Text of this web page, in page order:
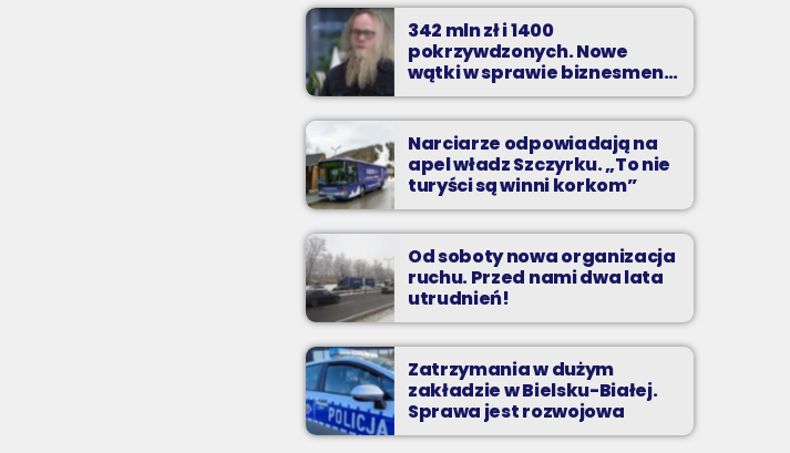
342 mln zł i 1400
pokrzywdzonych. Nowe
wątki w sprawie biznesmena
z Bielska-Białej
Narciarze odpowiadają na
apel władz Szczyrku. „To nie
turyści są winni korkom”
Od soboty nowa organizacja
ruchu. Przed nami dwa lata
utrudnień!
Zatrzymania w dużym
zakładzie w Bielsku-Białej.
Sprawa jest rozwojowa